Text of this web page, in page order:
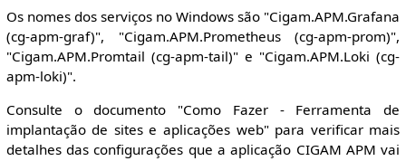
Os nomes dos serviços no Windows são "Cigam.APM.Grafana
(cg-apm-graf)", "Cigam.APM.Prometheus (cg-apm-prom)",
"Cigam.APM.Promtail (cg-apm-tail)" e "Cigam.APM.Loki (cg-
apm-loki)".
Consulte o documento "Como Fazer - Ferramenta de
implantação de sites e aplicações web" para verificar mais
detalhes das configurações que a aplicação CIGAM APM vai